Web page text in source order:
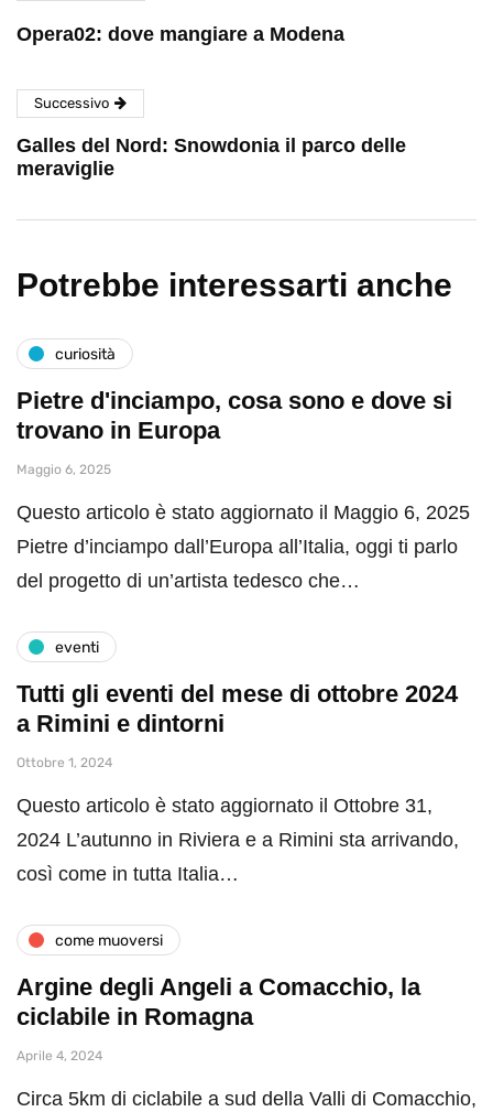
Opera02: dove mangiare a Modena
Successivo
Galles del Nord: Snowdonia il parco delle
meraviglie
Potrebbe interessarti anche
curiosità
Pietre d'inciampo, cosa sono e dove si
trovano in Europa
Maggio 6, 2025
Questo articolo è stato aggiornato il Maggio 6, 2025
Pietre d’inciampo dall’Europa all’Italia, oggi ti parlo
del progetto di un’artista tedesco che…
eventi
Tutti gli eventi del mese di ottobre 2024
a Rimini e dintorni
Ottobre 1, 2024
Questo articolo è stato aggiornato il Ottobre 31,
2024 L’autunno in Riviera e a Rimini sta arrivando,
così come in tutta Italia…
come muoversi
Argine degli Angeli a Comacchio, la
ciclabile in Romagna
Aprile 4, 2024
Circa 5km di ciclabile a sud della Valli di Comacchio,